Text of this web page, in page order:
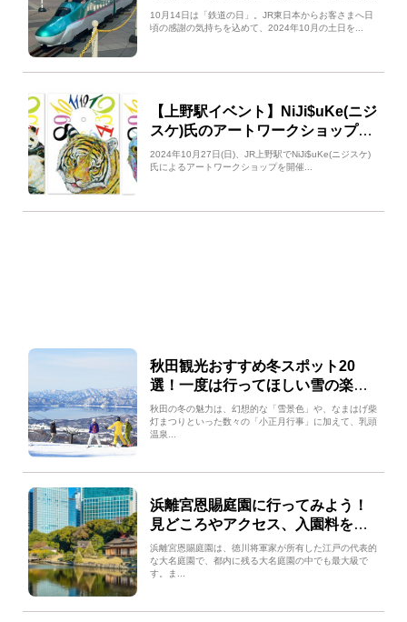
10月14日は「鉄道の日」。JR東日本からお客さまへ日
頃の感謝の気持ちを込めて、2024年10月の土日を...
【上野駅イベント】NiJi$uKe(ニジ
スケ)氏のアートワークショップ開
催！
2024年10月27日(日)、JR上野駅でNiJi$uKe(ニジスケ)
氏によるアートワークショップを開催...
秋田観光おすすめ冬スポット20
選！一度は行ってほしい雪の楽
園！
秋田の冬の魅力は、幻想的な「雪景色」や、なまはげ柴
灯まつりといった数々の「小正月行事」に加えて、乳頭
温泉...
浜離宮恩賜庭園に行ってみよう！
見どころやアクセス、入園料をご
紹介！
浜離宮恩賜庭園は、徳川将軍家が所有した江戸の代表的
な大名庭園で、都内に残る大名庭園の中でも最大級で
す。ま...